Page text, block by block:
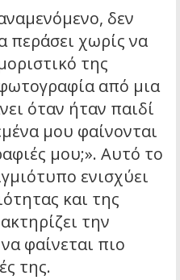
δεν
περάσει χωρίς να
της
από μια
όταν ήταν παιδί
μου φαίνονται
μου;». Αυτό το
ενισχύει
και της
την
φαίνεται πιο
της.